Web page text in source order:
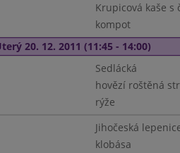
Krupicová kaše s
kompot
20. 12. 2011 (11:45 - 14:00)
Sedlácká
hovězí roštěná
rýže
Jihočeská
klobása